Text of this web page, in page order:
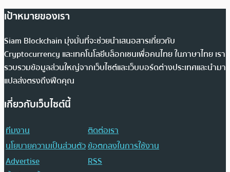
เป้าหมายของเรา
Siam Blockchain มุ่งมั่นที่จะช่วยนำเสนอสารเกี่ยวกับ
Cryptocurrency และเทคโนโลยีบล็อกเชนเพื่อคนไทย ในภาษาไทย เรา
รวบรวมข้อมูลส่วนใหญ่จากเว็บไซต์และเว็บบอร์ดต่างประเทศและนำมา
แปลส่งตรงถึงฟีดคุณ
เกี่ยวกับเว็บไซต์นี้
ทีมงาน
ติดต่อเรา
นโยบายความเป็นส่วนตัวข้อตกลงในการใช้งาน
Advertise
RSS